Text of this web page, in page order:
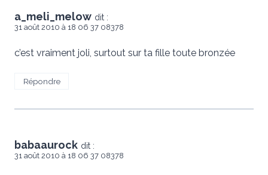
a_meli_melow dit :
31 août 2010 à 18 06 37 08378
c’est vraiment joli, surtout sur ta fille toute bronzée
Répondre
babaaurock dit :
31 août 2010 à 18 06 37 08378